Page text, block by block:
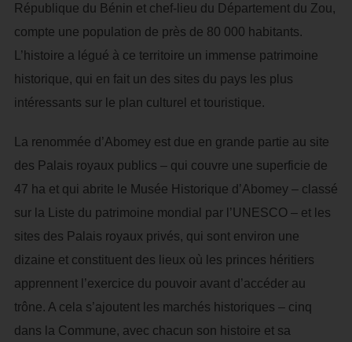
République du Bénin et chef-lieu du Département du Zou,
compte une population de près de 80 000 habitants.
L’histoire a légué à ce territoire un immense patrimoine
historique, qui en fait un des sites du pays les plus
intéressants sur le plan culturel et touristique.
La renommée d’Abomey est due en grande partie au site
des Palais royaux publics – qui couvre une superficie de
47 ha et qui abrite le Musée Historique d’Abomey – classé
sur la Liste du patrimoine mondial par l’UNESCO – et les
sites des Palais royaux privés, qui sont environ une
dizaine et constituent des lieux où les princes héritiers
apprennent l’exercice du pouvoir avant d’accéder au
trône. A cela s’ajoutent les marchés historiques – cinq
dans la Commune, avec chacun son histoire et sa